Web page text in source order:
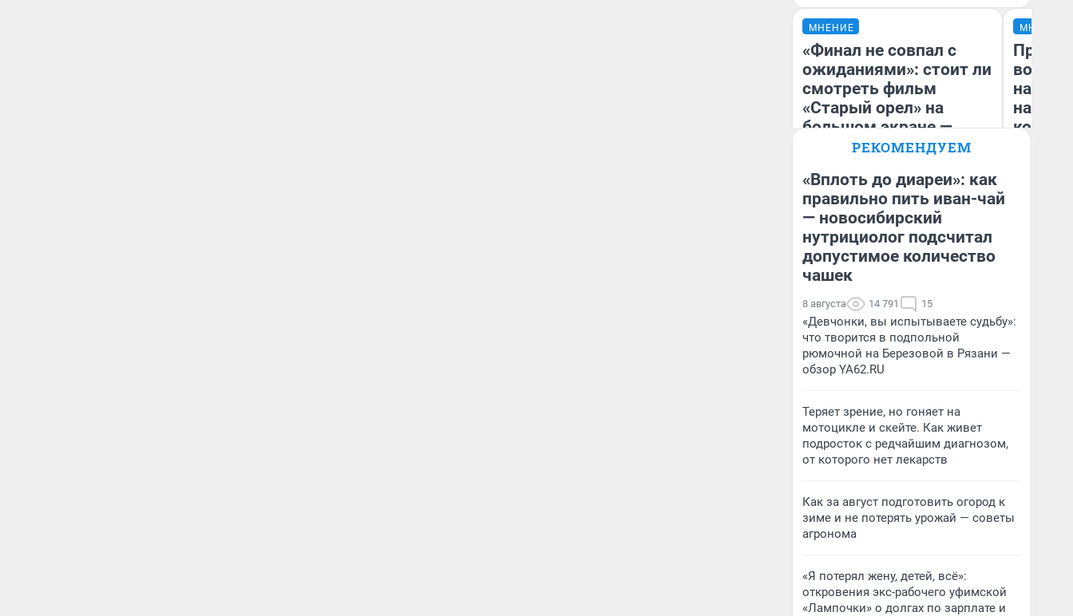
МНЕНИЕ
«Финал не совпал с
ожиданиями»: стоит ли
смотреть фильм
«Старый орел» на
большом экране —
честная рецензия
Надежда Губарь
МНЕНИЕ
нам
РЕКОМЕНДУЕМ
«Вплоть до диареи»: как
правильно пить иван-чай
— новосибирский
нутрициолог подсчитал
допустимое количество
чашек
8 августа 14 791 15
«Девчонки, вы испытываете судьбу»:
что творится в подпольной
рюмочной на Березовой в Рязани —
обзор YA62.RU
Теряет зрение, но гоняет на
мотоцикле и скейте. Как живет
подросток с редчайшим диагнозом,
от которого нет лекарств
Как за август подготовить огород к
зиме и не потерять урожай — советы
агронома
«Я потерял жену, детей, всё»:
откровения экс-рабочего уфимской
«Лампочки» о долгах по зарплате и